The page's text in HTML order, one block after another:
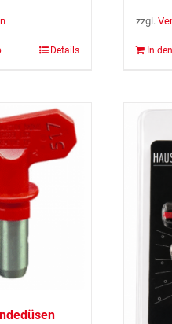
Details
zzgl.
In